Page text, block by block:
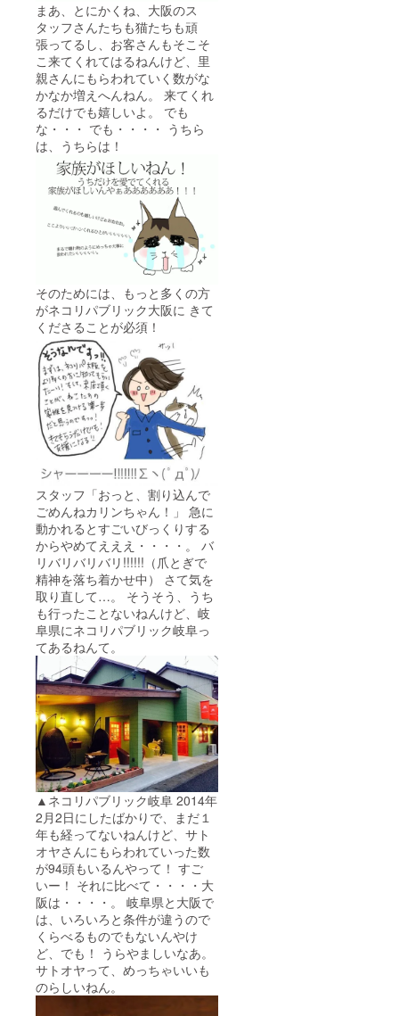
まあ、とにかくね、大阪のス
タッフさんたちも猫たちも頑
張ってるし、お客さんもそこそ
こ来てくれてはるねんけど、里
親さんにもらわれていく数がな
かなか増えへんねん。 来てくれ
るだけでも嬉しいよ。 でも
な・・・ でも・・・・ うちら
は、うちらは！
そのためには、もっと多くの方
がネコリパブリック大阪に きて
くださることが必須！
スタッフ「おっと、割り込んで
ごめんねカリンちゃん！」 急に
動かれるとすごいびっくりする
からやめてえええ・・・・。 バ
リバリバリバリ!!!!!!（爪とぎで
精神を落ち着かせ中） さて気を
取り直して…。 そうそう、うち
も行ったことないねんけど、岐
阜県にネコリパブリック岐阜っ
てあるねんて。
▲ネコリパブリック岐阜 2014年
2月2日にしたばかりで、まだ１
年も経ってないねんけど、サト
オヤさんにもらわれていった数
が94頭もいるんやって！ すご
いー！ それに比べて・・・・大
阪は・・・・。 岐阜県と大阪で
は、いろいろと条件が違うので
くらべるものでもないんやけ
ど、でも！ うらやましいなあ。
サトオヤって、めっちゃいいも
のらしいねん。